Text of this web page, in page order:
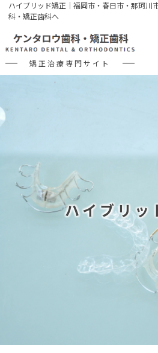
ハイブリッド矯正｜福岡市・春日市・那珂川
科・矯正歯科へ
矯正治療専門サイト
ハイブリッ